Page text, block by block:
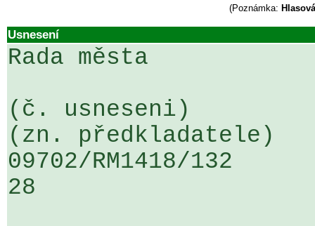
(Poznámka:
Usnesení
Rada města
(č. usneseni)
(zn. předkladatele)
09702/RM1418/
28